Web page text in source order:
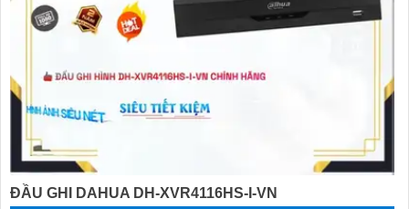
ĐẦU GHI DAHUA DH-XVR4116HS-I-VN